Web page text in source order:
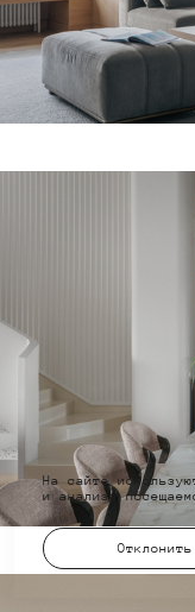
На сайте
и анализа
Отклонить